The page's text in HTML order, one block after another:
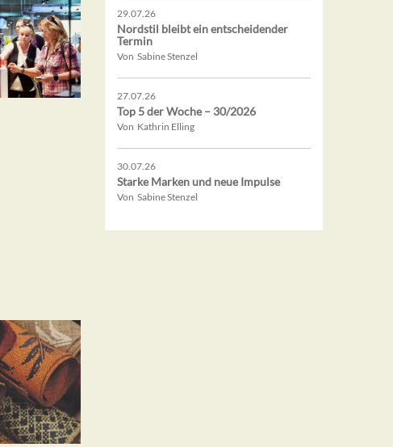
29.07.26
Nordstil bleibt ein entscheidender
Termin
Von Sabine Stenzel
27.07.26
Top 5 der Woche – 30/2026
Von Kathrin Elling
30.07.26
Starke Marken und neue Impulse
Von Sabine Stenzel